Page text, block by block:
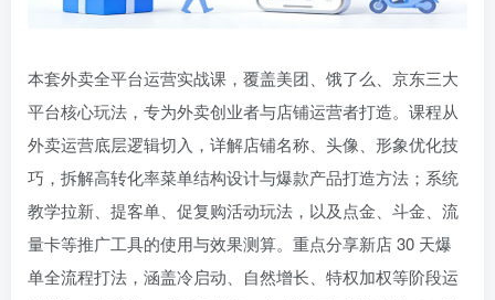
本套外卖全平台运营实战课，覆盖美团、饿了么、京东三大
平台核心玩法，专为外卖创业者与店铺运营者打造。课程从
外卖运营底层逻辑切入，详解店铺名称、头像、形象优化技
巧，拆解高转化率菜单结构设计与爆款产品打造方法；系统
教学拉新、提客单、促复购活动玩法，以及点金、斗金、流
量卡等推广工具的使用与效果测算。重点分享新店 30 天爆
单全流程打法，涵盖冷启动、自然增长、特权加权等阶段运